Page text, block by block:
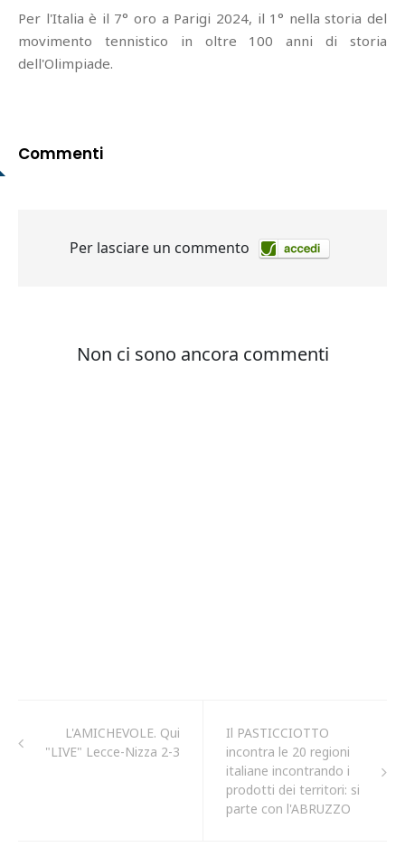
Per l'Italia è il 7° oro a Parigi 2024, il 1° nella storia del
movimento tennistico in oltre 100 anni di storia
dell'Olimpiade.
Commenti
L'AMICHEVOLE. Qui
"LIVE" Lecce-Nizza 2-3
Il PASTICCIOTTO
incontra le 20 regioni
italiane incontrando i
prodotti dei territori: si
parte con l'ABRUZZO